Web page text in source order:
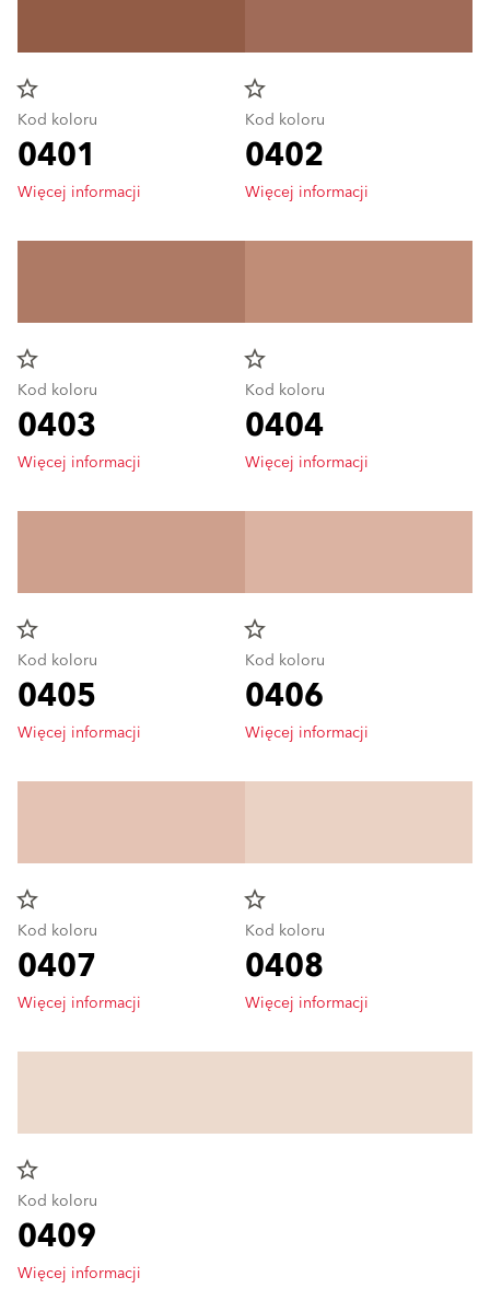
star_border
Kod koloru
0401
Więcej informacji
star_border
Kod koloru
0402
Więcej informacji
star_border
Kod koloru
0403
Więcej informacji
star_border
Kod koloru
0404
Więcej informacji
star_border
Kod koloru
0405
Więcej informacji
star_border
Kod koloru
0406
Więcej informacji
star_border
Kod koloru
0407
Więcej informacji
star_border
Kod koloru
0408
Więcej informacji
star_border
Kod koloru
0409
Więcej informacji